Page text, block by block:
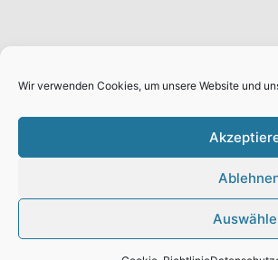
Wir verwenden Cookies, um unsere Website und